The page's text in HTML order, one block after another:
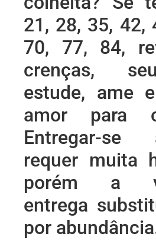
21, 28, 35, 42,
70, 77, 84,
crenças,
estude, ame
amor para
Entregar-
requer muita
porém a
entrega
por